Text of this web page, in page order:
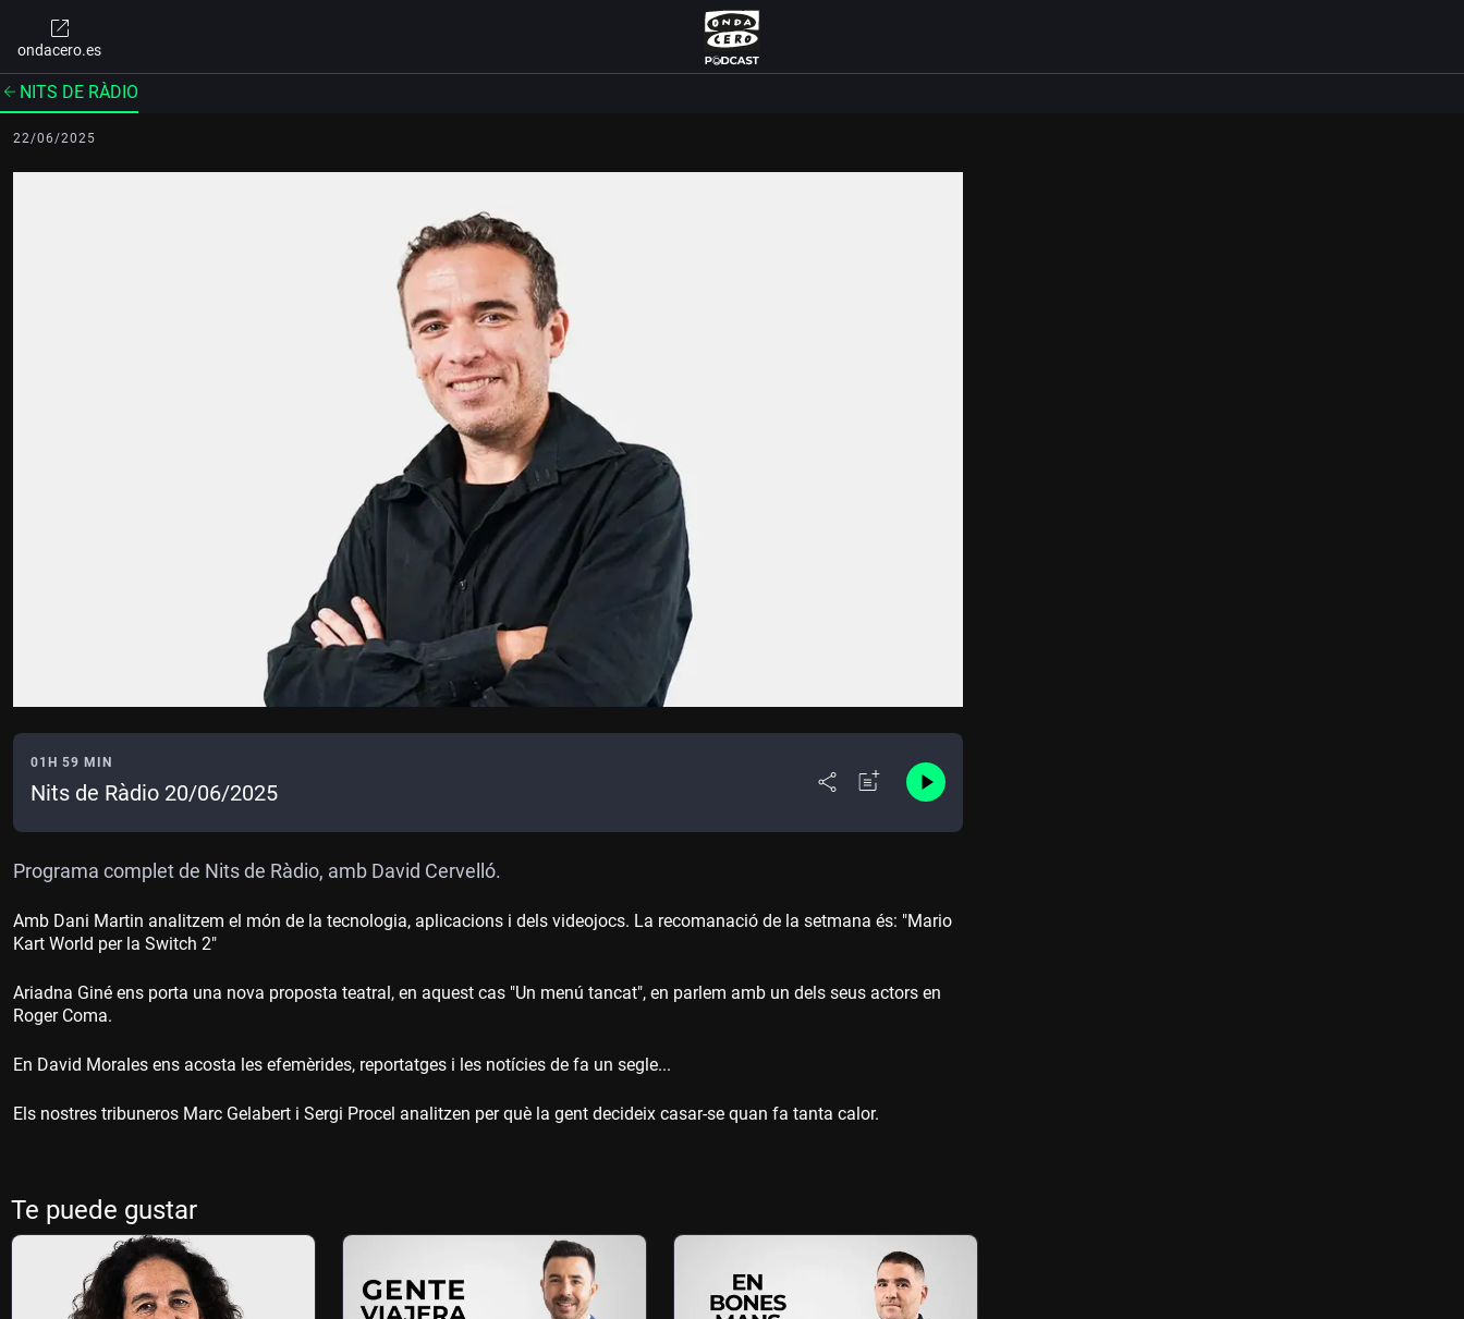
ondacero.es
NITS DE RÀDIO
22/06/2025
01H 59 MIN
Nits de Ràdio 20/06/2025
Programa complet de Nits de Ràdio, amb David Cervelló.
Amb Dani Martin analitzem el món de la tecnologia, aplicacions i dels videojocs. La recomanació de la setmana és: "Mario
Kart World per la Switch 2"
Ariadna Giné ens porta una nova proposta teatral, en aquest cas "Un menú tancat", en parlem amb un dels seus actors en
Roger Coma.
En David Morales ens acosta les efemèrides, reportatges i les notícies de fa un segle...
Els nostres tribuneros Marc Gelabert i Sergi Procel analitzen per què la gent decideix casar-se quan fa tanta calor.
Te puede gustar